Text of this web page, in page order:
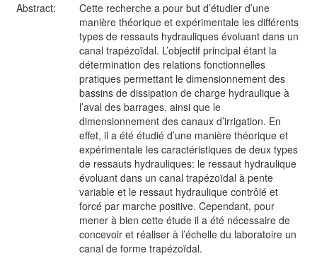
Abstract:
Cette recherche a pour but d’étudier d’une
manière théorique et expérimentale les différents
types de ressauts hydrauliques évoluant dans un
canal trapézoïdal. L’objectif principal étant la
détermination des relations fonctionnelles
pratiques permettant le dimensionnement des
bassins de dissipation de charge hydraulique à
l’aval des barrages, ainsi que le
dimensionnement des canaux d’irrigation. En
effet, il a été étudié d’une manière théorique et
expérimentale les caractéristiques de deux types
de ressauts hydrauliques: le ressaut hydraulique
évoluant dans un canal trapézoïdal à pente
variable et le ressaut hydraulique contrôlé et
forcé par marche positive. Cependant, pour
mener à bien cette étude il a été nécessaire de
concevoir et réaliser à l’échelle du laboratoire un
canal de forme trapézoïdal.